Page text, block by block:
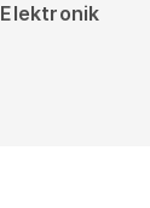
Elektronik